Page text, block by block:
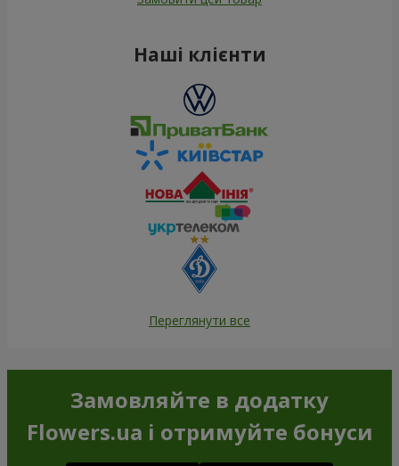
Наші клієнти
Переглянути все
Замовляйте в додатку
Flowers.ua і отримуйте бонуси